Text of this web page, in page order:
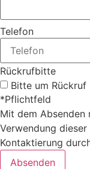
Telefon
Rückrufbitte
Bitte um Rückruf
*Pflichtfeld
Mit dem Absenden
Verwendung
Kontaktierung
Absenden